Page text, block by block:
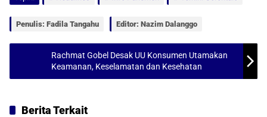
A
p
o
o
Penulis: Fadila Tangahu Editor: Nazim Dalanggo
Rachmat Gobel Desak UU Konsumen Utamakan
Keamanan, Keselamatan dan Kesehatan
Berita Terkait